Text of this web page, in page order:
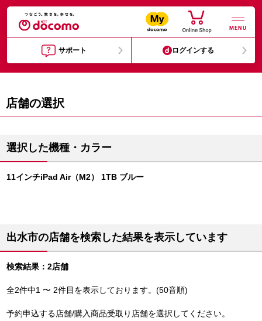
MENU
サポート ログインする
店舗の選択
選択した機種・カラー
11インチiPad Air（M2） 1TB ブルー
出水市の店舗を検索した結果を表示しています
検索結果：2店舗
全2件中1 〜 2件目を表示しております。(50音順)
予約申込する店舗/購入商品受取り店舗を選択してください。